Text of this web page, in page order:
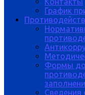
График
Формы
Сведения